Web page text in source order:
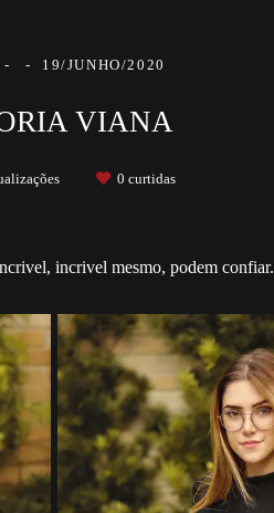
19/JUNHO/2020
VIANA
0 curtidas
incrivel mesmo, podem confiar.